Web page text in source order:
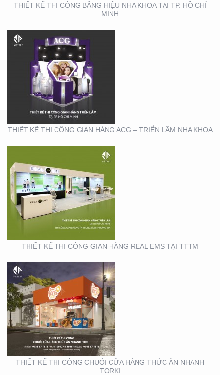
THIẾT KẾ THI CÔNG BẢNG HIỆU NHA KHOA TẠI TP. HỒ CHÍ
MINH
THIẾT KẾ THI CÔNG GIAN HÀNG ACG – TRIỂN LÃM NHA KHOA
THIẾT KẾ THI CÔNG
GIAN HÀNG REAL EMS
TẠI TTTM
THIẾT KẾ THI CÔNG GIAN HÀNG REAL EMS TẠI TTTM
THIẾT KẾ THI CÔNG
CHUỖI CỬA HÀNG
THỨC ĂN NHANH TORKI
THIẾT KẾ THI CÔNG CHUỖI CỬA HÀNG THỨC ĂN NHANH
TORKI
SẢN XUẤT STANDEE TẠI
TP. HỒ CHÍ MINH